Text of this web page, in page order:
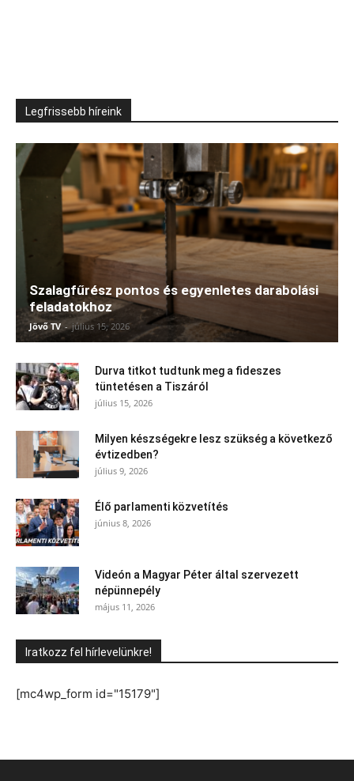
Legfrissebb híreink
Szalagfűrész pontos és egyenletes darabolási
feladatokhoz
Jövő TV - július 15, 2026
Durva titkot tudtunk meg a fideszes
tüntetésen a Tiszáról
július 15, 2026
Milyen készségekre lesz szükség a következő
évtizedben?
július 9, 2026
Élő parlamenti közvetítés
június 8, 2026
Videón a Magyar Péter által szervezett
népünnepély
május 11, 2026
Iratkozz fel hírlevelünkre!
[mc4wp_form id="15179"]